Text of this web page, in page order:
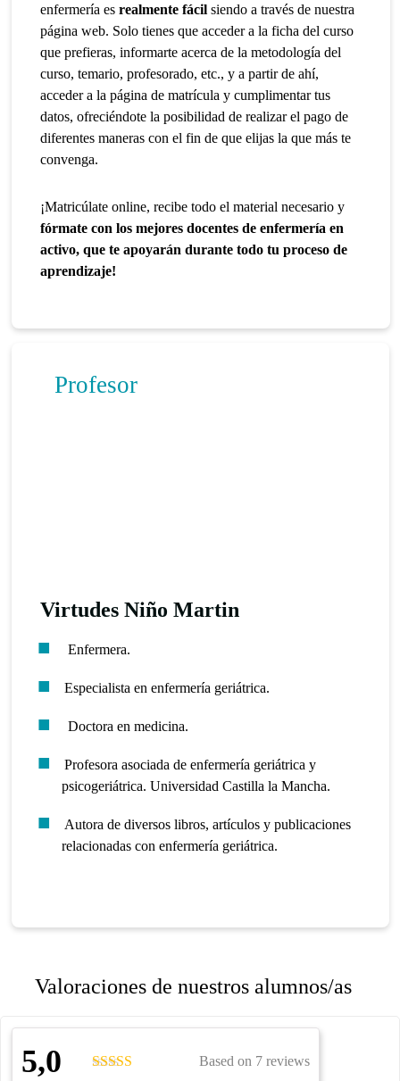
enfermería esrealmente fácil siendo a través de nuestra
página web. Solo tienes que acceder a la ficha del curso
que prefieras, informarte acerca de la metodología del
curso, temario, profesorado, etc., y a partir de ahí,
acceder a la página de matrícula y cumplimentar tus
datos, ofreciéndote la posibilidad de realizar el pago de
diferentes maneras con el fin de que elijas la que más te
convenga.
¡Matricúlate online, recibe todo el material necesario y
fórmate con los mejores docentes de enfermería en
activo, que te apoyarán durante todo tu proceso de
aprendizaje!
Profesor
Virtudes Niño Martin
Enfermera.
Especialista en enfermería geriátrica.
Doctora en medicina.
Profesora asociada de enfermería geriátrica y
psicogeriátrica. Universidad Castilla la Mancha.
Autora de diversos libros, artículos y publicaciones
relacionadas con enfermería geriátrica.
Valoraciones de nuestros alumnos/as
5,0 Based on 7 reviews